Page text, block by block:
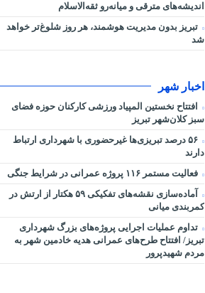
اندیشه‌های مترقی و میانه‌رو ثقه‌الاسلام
تبریز بدون مدیریت هوشمند، هر روز شلوغ‌تر خواهد
شد
اخبار شهر
افتتاح نخستین المپیاد ورزشی کارکنان حوزه فضای
سبز کلان‌شهر تبریز
۵۶ درصد تبریزی‌ها غیرحضوری با شهرداری ارتباط
دارند
فعالیت مستمر ۱۱۶ پروژه عمرانی در شرایط جنگی
آماده‌سازی نقشه‌های تفکیکی ۵۹ هکتار از ارتش در
کمربندی میانی
تداوم عملیات اجرایی پروژه‌های بزرگ شهرداری
تبریز/ افتتاح طرح‌های عمرانی هدیه خادمین شهر به
مردم شهیدپرور